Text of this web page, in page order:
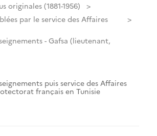
originales (1881-1956)
par le service des Affaires
- Gafsa (lieutenant,
puis service des Affaires
français en Tunisie